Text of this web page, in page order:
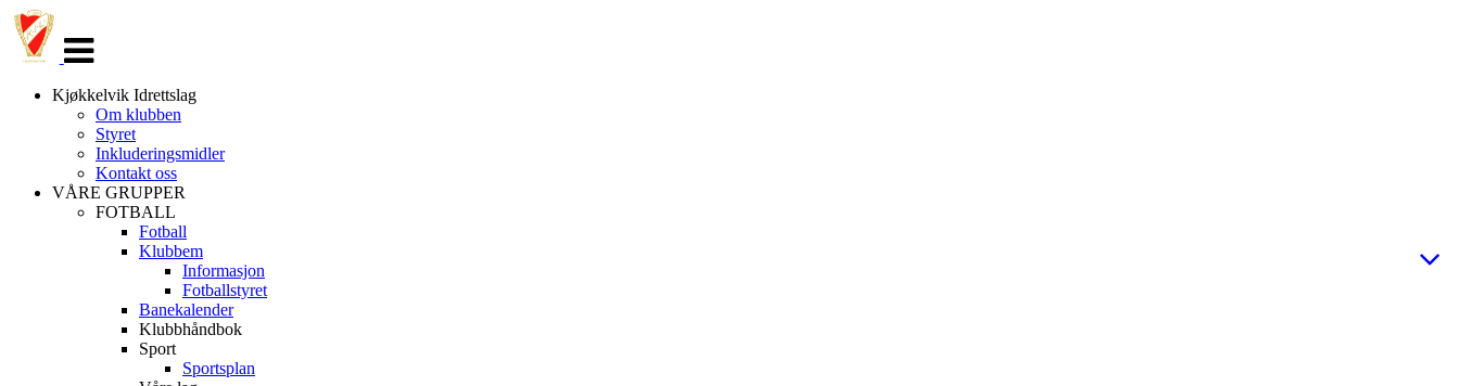
navigasjon
Kjøkkelvik Idrettslag
Om klubben
Styret
Inkluderingsmidler
Kontakt oss
VÅRE GRUPPER
FOTBALL
Fotball
Klubbem
Informasjon
Fotballstyret
Banekalender
Klubbhåndbok
Sport
Sportsplan